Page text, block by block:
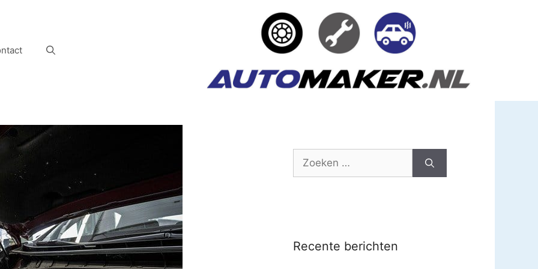
Zoek
Recente berichten